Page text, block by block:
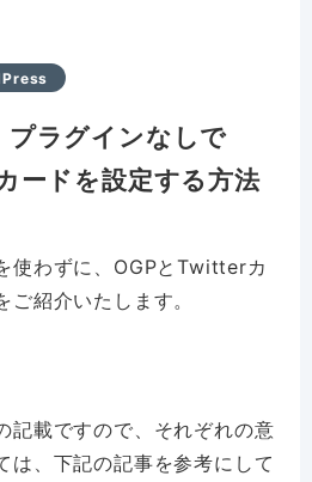
プラグインなしで
ードを設定する方法
使わずに、OGPとTwitterカ
紹介いたします。
記載ですので、それぞれの意
は、下記の記事を参考にして